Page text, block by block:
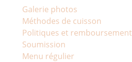
Galerie photos
Méthodes de cuisson
Politiques et remboursement
Soumission
Menu régulier